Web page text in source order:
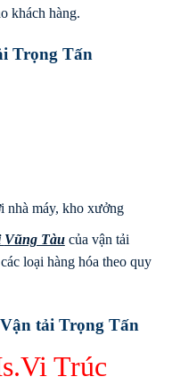
khách hàng.
Trọng Tấn
nhà máy, kho xưởng
Vũng Tàucủa vận tải
loại hàng hóa theo quy
tải Trọng Tấn
Trúc